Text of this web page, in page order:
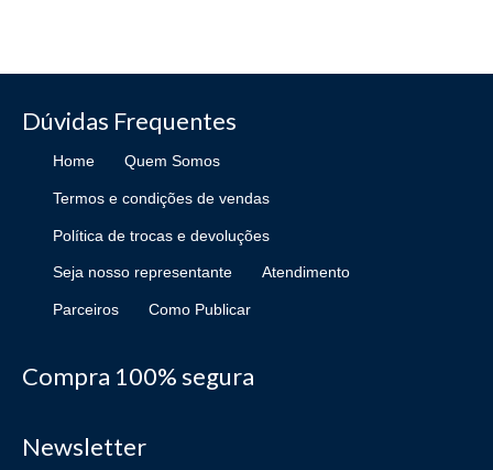
Dúvidas Frequentes
Home Quem Somos
Termos e condições de vendas
Política de trocas e devoluções
Seja nosso representante Atendimento
Parceiros Como Publicar
Compra 100% segura
Newsletter